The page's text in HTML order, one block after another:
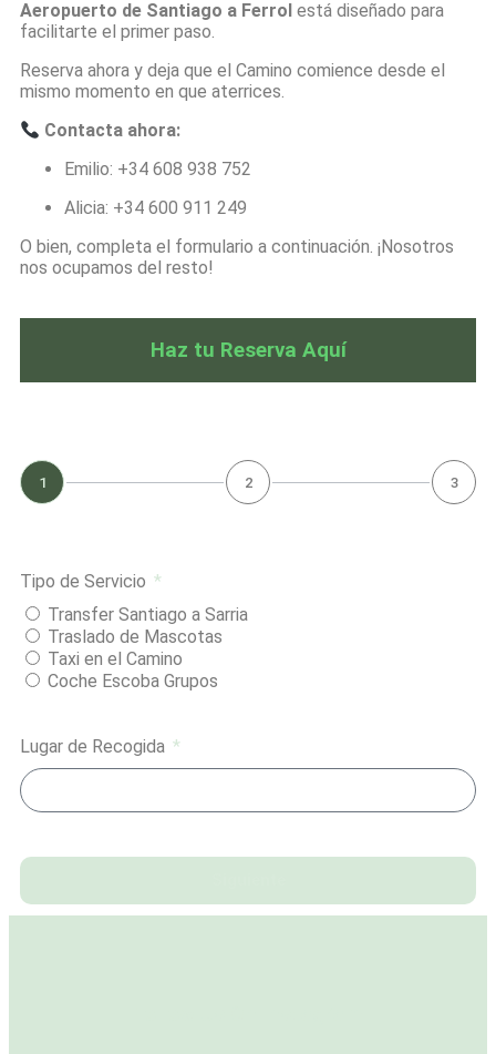
Aeropuerto de Santiago a Ferrol está diseñado para
facilitarte el primer paso.
Reserva ahora y deja que el Camino comience desde el
mismo momento en que aterrices.
Contacta ahora:
Emilio: +34 608 938 752
Alicia: +34 600 911 249
O bien, completa el formulario a continuación. ¡Nosotros
nos ocupamos del resto!
Haz tu Reserva Aquí
1 2 3
Tipo de Servicio
Transfer Santiago a Sarria
Traslado de Mascotas
Taxi en el Camino
Coche Escoba Grupos
Lugar de Recogida